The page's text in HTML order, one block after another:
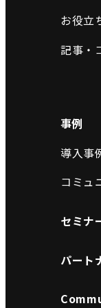
お役立
記事・
事例
導入事
コミュ
セミナ
パート